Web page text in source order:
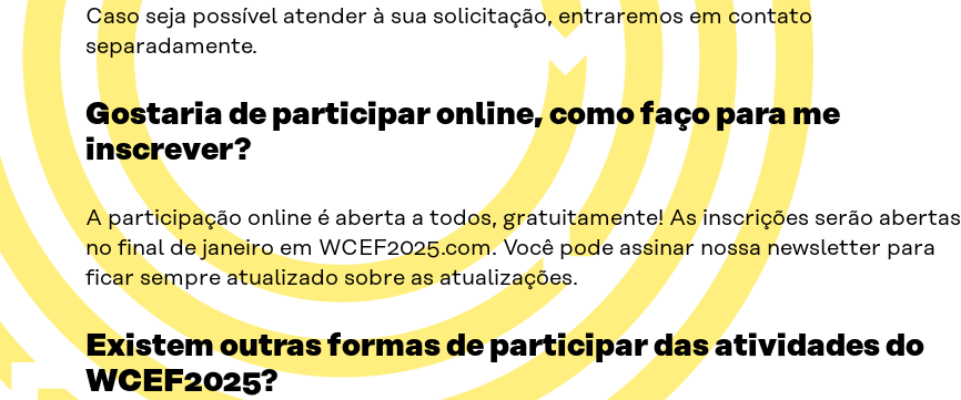
Caso seja possível atender à sua solicitação, entraremos em contato
separadamente.
Gostaria de participar online, como faço para me
inscrever?
A participação online é aberta a todos, gratuitamente! As inscrições serão abertas
no final de janeiro em WCEF2025.com. Você pode assinar nossa newsletter para
ficar sempre atualizado sobre as atualizações.
Existem outras formas de participar das atividades do
WCEF2025?